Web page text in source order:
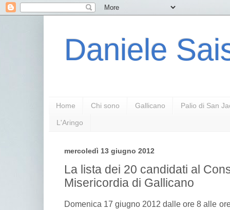
Daniele
Home Chi sono Gallicano Palio di San
L'Aringo
mercoledì 13 giugno 2012
La lista dei 20 candidati al
Misericordia di Gallicano
Domenica 17 giugno 2012 dalle ore 8 alle